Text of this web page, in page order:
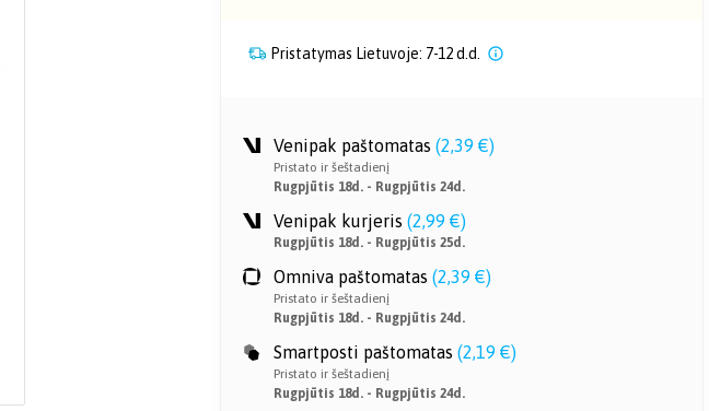
Pristatymas Lietuvoje: 7-12 d.d.
Venipak paštomatas (2,39 €)
Pristato ir šeštadienį
Rugpjūtis 18d. - Rugpjūtis 24d.
Venipak kurjeris (2,99 €)
Rugpjūtis 18d. - Rugpjūtis 25d.
Omniva paštomatas (2,39 €)
Pristato ir šeštadienį
Rugpjūtis 18d. - Rugpjūtis 24d.
Smartposti paštomatas (2,19 €)
Pristato ir šeštadienį
Rugpjūtis 18d. - Rugpjūtis 24d.